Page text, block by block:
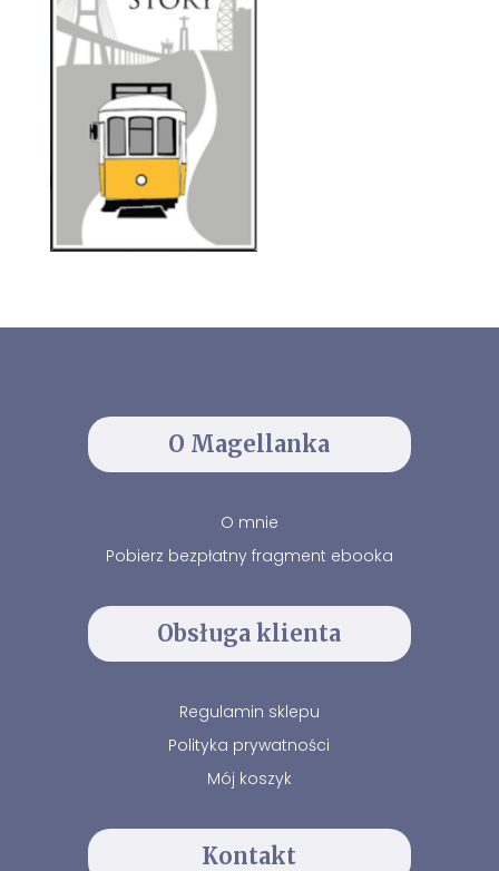
O Magellanka
O mnie
Pobierz bezpłatny fragment ebooka
Obsługa klienta
Regulamin sklepu
Polityka prywatności
Mój koszyk
Kontakt